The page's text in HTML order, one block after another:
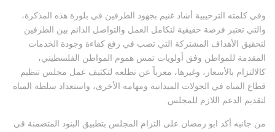
وفي كلمته الترحيبية أشاد غنيم بجهود الطرفين في بلورة هذه المذكرة،
والتي تعتبر فرصة حقيقية لتكامل العمل والتواصل الدائم بين الطرفين
لتحقيق الأهداف المشتركة التي تصب في رفع كفاءة وجودة الخدمات
المقدمة للمواطن وفق أولويات تمس هموم المواطن الفلسطيني،
كالالتزام بالأسعار، وغيرها، معرباً عن تطلعه لتكثيف عمل مجلس تنظيم
قطاع المياه في الجولات الميدانية ومهامه الأخرى، واستعداد سلطة المياه
لتقديم الدعم اللازم للمجلس.
من جانبه أكد ابو رمضان على التزام المجلس بتطبيق البنود المتضمنة قي